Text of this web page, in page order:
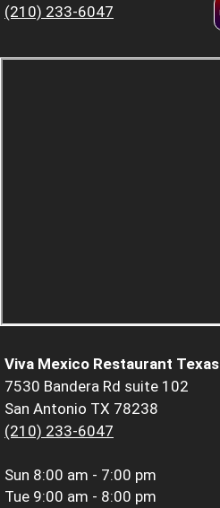
(210) 233-6047
Viva Mexico Restaurant Texas
7530 Bandera Rd suite 102
San Antonio TX 78238
(210) 233-6047
Sun 8:00 am - 7:00 pm
Tue 9:00 am - 8:00 pm